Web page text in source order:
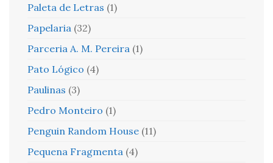
Paleta de Letras (1)
Papelaria (32)
Parceria A. M. Pereira (1)
Pato Lógico (4)
Paulinas (3)
Pedro Monteiro (1)
Penguin Random House (11)
Pequena Fragmenta (4)